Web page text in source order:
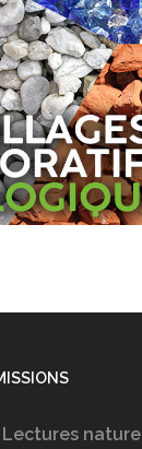
Lectures nature